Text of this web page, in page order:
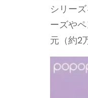
シリー
ーズや
元（約2